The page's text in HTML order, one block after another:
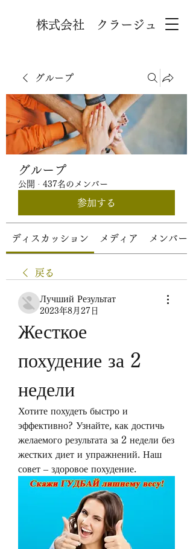
株式会社 クラージュ
グループ
グループ
公開 · 437名のメンバー
参加する
ディスカッション メディア メンバー
戻る
Лучший Результат
2023年8月27日
Жесткое
похудение за 2
недели
Хотите похудеть быстро и
эффективно? Узнайте, как достичь
желаемого результата за 2 недели без
жестких диет и упражнений. Наш
совет – здоровое похудение.